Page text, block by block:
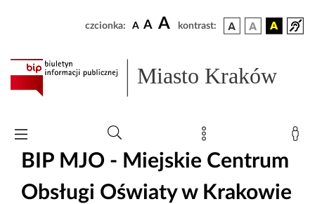
czcionka: A A A kontrast:
Miasto Kraków
BIP MJO - Miejskie Centrum
Obsługi Oświaty w Krakowie